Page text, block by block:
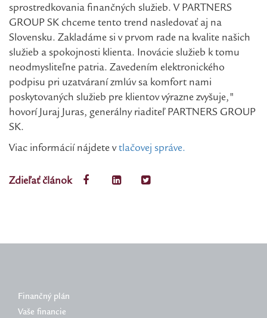
sprostredkovania finančných služieb. V PARTNERS
GROUP SK chceme tento trend nasledovať aj na
Slovensku. Zakladáme si v prvom rade na kvalite našich
služieb a spokojnosti klienta. Inovácie služieb k tomu
neodmysliteľne patria. Zavedením elektronického
podpisu pri uzatváraní zmlúv sa komfort nami
poskytovaných služieb pre klientov výrazne zvyšuje,"
hovorí Juraj Juras, generálny riaditeľ PARTNERS GROUP
SK.
Viac informácií nájdete vtlačovej správe.
Zdieľať článok
Finančný plán
Vaše financie